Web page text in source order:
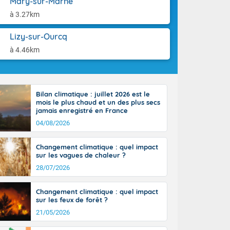
à 3.27km
Lizy-sur-Ourcq
à 4.46km
de-
sont
sont
un peu
du pays,
du Massif
la
est le
salve
de bons
vent,
les deux
entre 11
sur les
l'intérieur
vallée de
Bilan climatique : juillet 2026 est le
mois le plus chaud et un des plus secs
jamais enregistré en France
04/08/2026
Changement climatique : quel impact
sur les vagues de chaleur ?
28/07/2026
Changement climatique : quel impact
sur les feux de forêt ?
21/05/2026